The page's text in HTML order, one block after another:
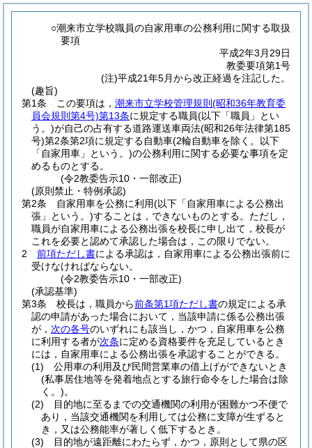
○潮来市立学校職員の自家用車の公務利用に関する取扱
要項
平成2年3月29日
教委要項第1号
(注)平成21年5月から改正経過を注記した。
(趣旨)
第1条
この要項は， 潮来市立学校管理規則 (昭和36年教育委
員会規則第4号)第13条に規定する職員(以下「職員」とい
う。)が自己の占有する道路運送車両法(昭和26年法律第185
号)第2条第2項に規定する自動車(2輪自動車を除く。以下
「自家用車」という。)の公務利用に関する必要な事項を定
めるものとする。
(令2教委告示10・一部改正)
(原則禁止・特例承認)
第2条
自家用車を公務に利用(以下「自家用車による公務出
張」という。)することは，できないものとする。 ただし，
職員が自家用車による公務出張を校長に申し出て，校長が
これを必要と認めて承認した場合は，この限りでない。
2
前項ただし書による承認は，自家用車による公務出張前に
受けなければならない。
(令2教委告示10・一部改正)
(承認基準)
第3条
校長は，職員から前条第1項ただし書の規定による承
認の申請があった場合において，当該申請に係る公務出張
が， 次の各号のいずれにも該当し，かつ，自家用車を公務
に利用する者が次条に定める資格要件を充足しているとき
には，自家用車による公務出張を承認することができる。
(1)
公用車の利用及び民間営業車の借上げができないとき
(私事居住地等を発着地点とする旅行命令をした場合は除
く。)。
(2)
目的地に至るまでの交通機関の利用が困難かつ不便で
あり，当該交通機関を利用しては公務に支障が生ずると
き，又は公務能率が著しく低下するとき。
(3)
目的地が遠距離にわたらず，かつ，原則として県の区